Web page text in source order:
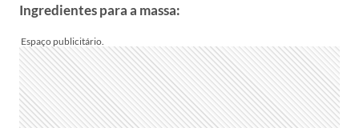
Ingredientes para a massa: